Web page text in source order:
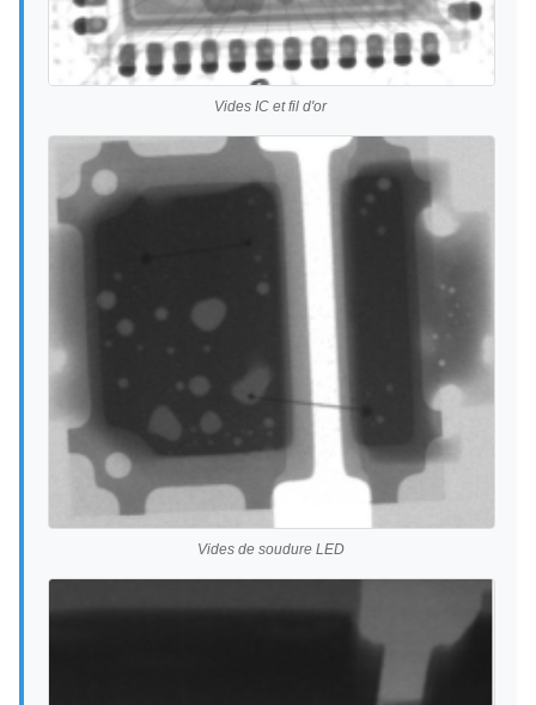
Vides IC et fil d'or
Vides de soudure LED